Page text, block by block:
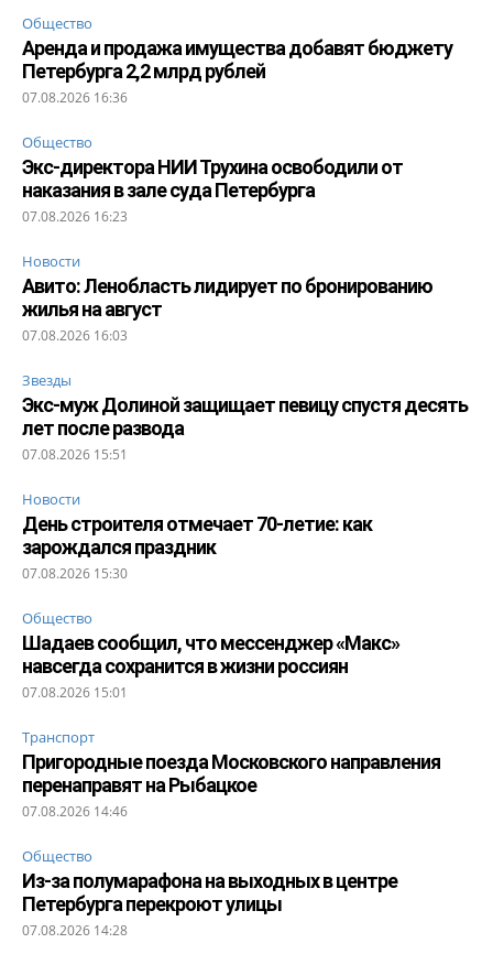
Общество
Аренда и продажа имущества добавят бюджету
Петербурга 2,2 млрд рублей
07.08.2026 16:36
Общество
Экс-директора НИИ Трухина освободили от
наказания в зале суда Петербурга
07.08.2026 16:23
Новости
Авито: Ленобласть лидирует по бронированию
жилья на август
07.08.2026 16:03
Звезды
Экс-муж Долиной защищает певицу спустя десять
лет после развода
07.08.2026 15:51
Новости
День строителя отмечает 70-летие: как
зарождался праздник
07.08.2026 15:30
Общество
Шадаев сообщил, что мессенджер «Макс»
навсегда сохранится в жизни россиян
07.08.2026 15:01
Транспорт
Пригородные поезда Московского направления
перенаправят на Рыбацкое
07.08.2026 14:46
Общество
Из-за полумарафона на выходных в центре
Петербурга перекроют улицы
07.08.2026 14:28